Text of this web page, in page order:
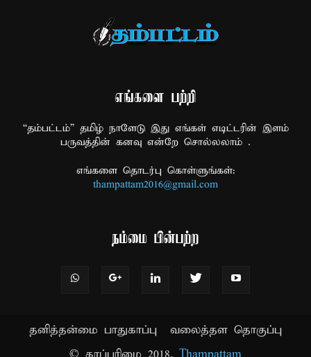
எங்களை பற்றி
“தம்பட்டம்” தமிழ் நாளேடு இது எங்கள் எடிட்டரின் இளம்
பருவத்தின் கனவு என்றே சொல்லலாம் .
எங்களை தொடர்பு கொள்ளுங்கள்:
thampattam2016@gmail.com
நம்மை பின்பற்ற
தனித்தன்மை பாதுகாப்பு
வலைத்தள தொகுப்பு